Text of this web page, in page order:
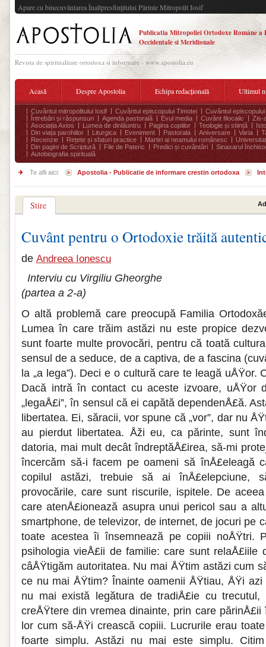
Apare cu binecuvântarea Înaltpresfinţitului Părinte Mitropolit Iosif
Publicatia Mitropoliei Ortodoxe Române a
Occidentale si Meridionale
Revista de spiritualitate ortodoxa si informare - www.apostolia.eu
Acasă Despre Apostolia Echipa redacțională Ultimul
Cuvântul mitropolitului Iosif Cuvântul episcopului Timotei
Cuvântul episcopului
Întrebări și răspunsuri
Agenda pastorală Evul media Cuvânt filocalic
Zis-
Asociația Axios
Lumea de dinlăuntru Pagina copiilor Teologie și stiință
Din viața parohiilor
Liturgica Eveniment Pastorala Aniversare Varia
Recenzie
Rețete și sfaturi practice Martiri ai neamului românesc
Din pagini de Scriptură
File de Pateric Predici și cuvântări
Sinaxarul
Autobiografia spirituală
Te afli aici: Apostolia - Publicatie de informare crestin ortodoxa
Stire
Cuvânt pentru o Ortodoxie trăită
de Andreea Ionescu
Interviu cu Virgiliu Gheorghe
(partea a 2-a)
O altă problemă care preocupă Familia
Lumea în care trăim astăzi nu este propice
sunt foarte multe pro­vocări, pentru că toată
sensul de a seduce, de a capti­va, de a fascina
la „a lega”). Deci e o cultură care te lea­gă uÅŸor.
Dacă intră în contact cu aceste izvoare, uÅŸor
„legaÅ£i”, în sensul că ei capătă dependenÅ£ă.
libertatea. Ei, săracii, vor spune că „vor”, dar nu
au pierdut libertatea. Åži eu, ca părinte, sunt
datoria, mai mult decât îndreptăÅ£irea, să-mi
încercăm să-i facem pe oameni să înÅ£eleagă
copilul astăzi, trebuie să ai înÅ£elepciune,
provocările, care sunt riscurile, ispitele. De
care atenÅ£ionează asupra unui pericol sau a
smartphone, de televizor, de internet, de jocuri pe
toate acestea îi însemnează pe copiii noÅŸtri.
psihologia vieÅ£ii de familie: care sunt relaÅ£iile
câÅŸ­tigăm autoritatea. Nu mai ÅŸtim astăzi cum
ce nu mai ÅŸtim? Înainte oamenii ÅŸtiau, ÅŸi
nu mai există legătura de tradi­Å£ie cu
creÅŸtere din vremea dinainte, prin care
lor cum să-ÅŸi crească copiii. Lucrurile erau
foarte simplu. Astăzi nu mai este simplu.